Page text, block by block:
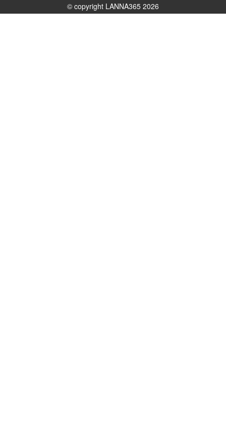
© copyright LANNA365 2026